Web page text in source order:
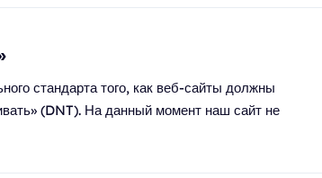
стандарта того, как веб-сайты должны
(DNT). На данный момент наш сайт не